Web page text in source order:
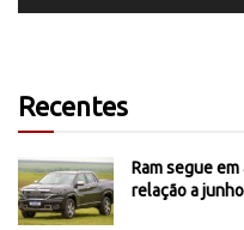
Recentes
Ram segue
relação a junho